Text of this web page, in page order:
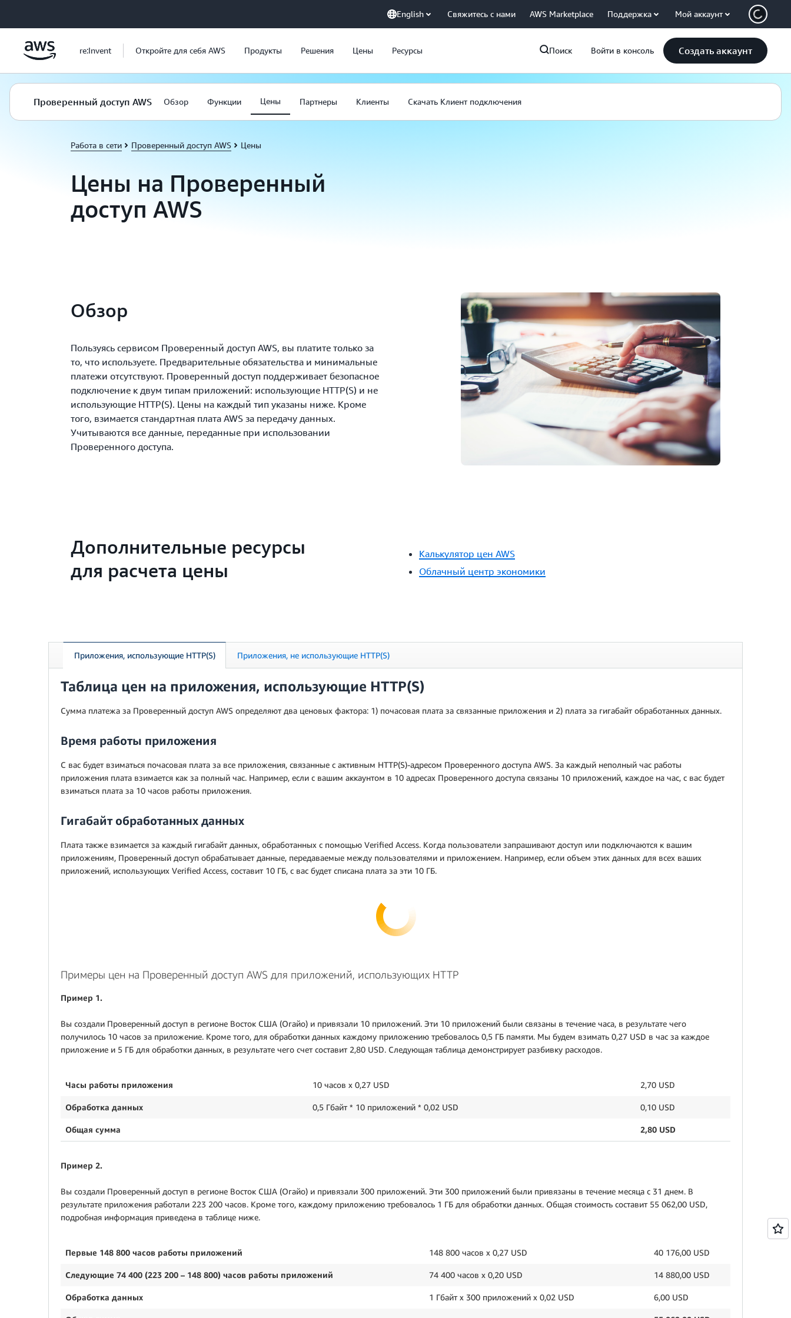
English Свяжитесь с нами AWS Marketplace Поддержка Мой аккаунт
re:Invent Откройте для себя AWS Продукты Решения Цены Ресурсы Поиск Войти в консоль Создать аккаунт
Проверенный доступ AWS Обзор Функции Цены Партнеры Клиенты Скачать Клиент подключения
Работа в сети Проверенный доступ AWS Цены
Цены на Проверенный
доступ AWS
Обзор
Пользуясь сервисом Проверенный доступ AWS, вы платите только за
то, что используете. Предварительные обязательства и минимальные
платежи отсутствуют. Проверенный доступ поддерживает безопасное
подключение к двум типам приложений: использующие HTTP(S) и не
использующие HTTP(S). Цены на каждый тип указаны ниже. Кроме
того, взимается стандартная плата AWS за передачу данных.
Учитываются все данные, переданные при использовании
Проверенного доступа.
Дополнительные ресурсы
для расчета цены
Калькулятор цен AWS
Облачный центр экономики
Приложения, использующие HTTP(S) Приложения, не использующие HTTP(S)
Таблица цен на приложения, использующие HTTP(S)
Сумма платежа за Проверенный доступ AWS определяют два ценовых фактора: 1) почасовая плата за связанные приложения и 2) плата за гигабайт обработанных данных.
Время работы приложения
С вас будет взиматься почасовая плата за все приложения, связанные с активным HTTP(S)-адресом Проверенного доступа AWS. За каждый неполный час работы
приложения плата взимается как за полный час. Например, если с вашим аккаунтом в 10 адресах Проверенного доступа связаны 10 приложений, каждое на час, с вас будет
взиматься плата за 10 часов работы приложения.
Гигабайт обработанных данных
Плата также взимается за каждый гигабайт данных, обработанных с помощью Verified Access. Когда пользователи запрашивают доступ или подключаются к вашим
приложениям, Проверенный доступ обрабатывает данные, передаваемые между пользователями и приложением. Например, если объем этих данных для всех ваших
приложений, использующих Verified Access, составит 10 ГБ, с вас будет списана плата за эти 10 ГБ.
Примеры цен на Проверенный доступ AWS для приложений, использующих HTTP
Пример 1.
Вы создали Проверенный доступ в регионе Восток США (Огайо) и привязали 10 приложений. Эти 10 приложений были связаны в течение часа, в результате чего
получилось 10 часов за приложение. Кроме того, для обработки данных каждому приложению требовалось 0,5 ГБ памяти. Мы будем взимать 0,27 USD в час за каждое
приложение и 5 ГБ для обработки данных, в результате чего счет составит 2,80 USD. Следующая таблица демонстрирует разбивку расходов.
Часы работы приложения 10 часов х 0,27 USD 2,70 USD
Обработка данных 0,5 Гбайт * 10 приложений * 0,02 USD 0,10 USD
Общая сумма 2,80 USD
Пример 2.
Вы создали Проверенный доступ в регионе Восток США (Огайо) и привязали 300 приложений. Эти 300 приложений были привязаны в течение месяца с 31 днем. В
результате приложения работали 223 200 часов. Кроме того, каждому приложению требовалось 1 ГБ для обработки данных. Общая стоимость составит 55 062,00 USD,
подробная информация приведена в таблице ниже.
Первые 148 800 часов работы приложений 148 800 часов х 0,27 USD 40 176,00 USD
Следующие 74 400 (223 200 – 148 800) часов работы приложений 74 400 часов х 0,20 USD 14 880,00 USD
Обработка данных 1 Гбайт х 300 приложений х 0,02 USD 6,00 USD